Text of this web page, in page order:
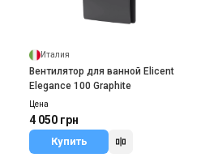
Италия
Вентилятор для ванной Elicent
Elegance 100 Graphite
Цена
4 050 грн
Купить